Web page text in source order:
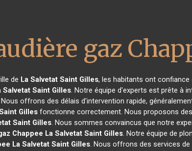
gaz
de La Salvetat Saint Gilles, les habitants ont confiance
Salvetat Saint Gilles. Notre équipe d'experts est prête à
Nous offrons des délais d'intervention rapide,
Gillesfonctionne correctement. Nous proposons
Saint Gilles. Nous sommes convaincus que notre
Chappee La Salvetat Saint Gilles. Notre équipe de
La Salvetat Saint Gilles. Nous offrons des services